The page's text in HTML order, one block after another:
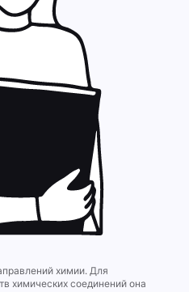
химии. Для
химических соединений она